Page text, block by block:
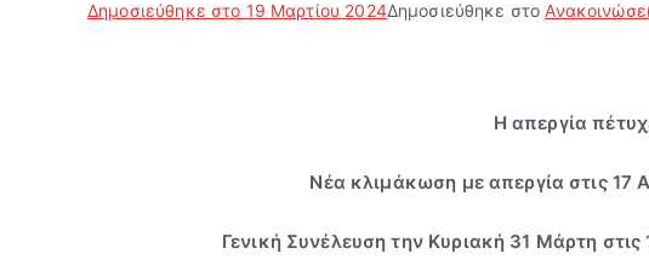
Δημοσιεύθηκε στο 19 Μαρτίου 2024Δημοσιεύθηκε στο
Η απεργία
Νέα κλιμάκωση με απεργία στις 17
Γενική Συνέλευση την Κυριακή 31 Μάρτη στις